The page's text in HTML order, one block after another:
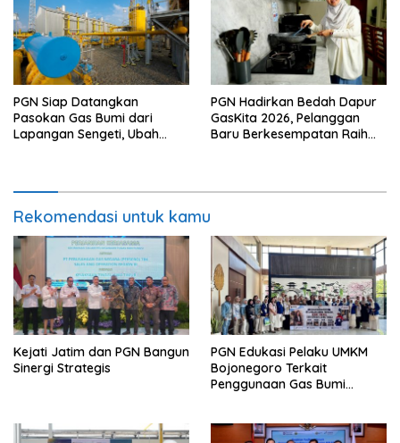
PGN Siap Datangkan
Pasokan Gas Bumi dari
Lapangan Sengeti, Ubah
PGN Hadirkan Bedah Dapur
GasKita 2026, Pelanggan
Baru Berkesempatan Raih
Rekomendasi untuk kamu
Kejati Jatim dan PGN Bangun
Sinergi Strategis
PGN Edukasi Pelaku UMKM
Bojonegoro Terkait
Penggunaan Gas Bumi